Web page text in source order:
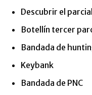
Descubrir el
Botellín tercer
Bandada de
Keybank
Bandada de PNC